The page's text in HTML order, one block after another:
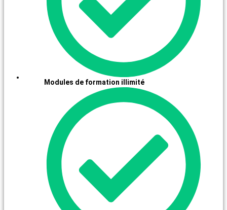
Modules de formation illimité